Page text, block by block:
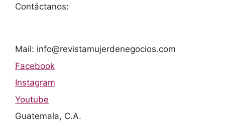
Contáctanos:
Mail: info@revistamujerdenegocios.com
Facebook
Instagram
Youtube
Guatemala, C.A.